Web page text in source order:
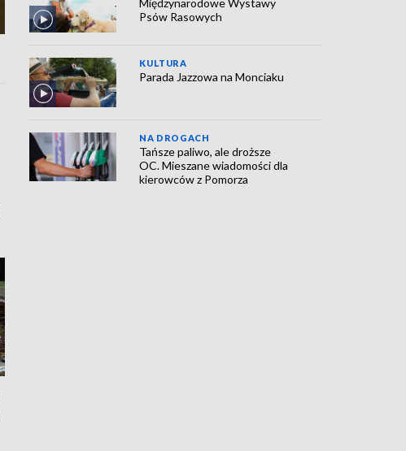
Psów Rasowych
KULTURA
Parada Jazzowa na Monciaku
NA DROGACH
Tańsze paliwo, ale droższe
OC. Mieszane wiadomości dla
kierowców z Pomorza